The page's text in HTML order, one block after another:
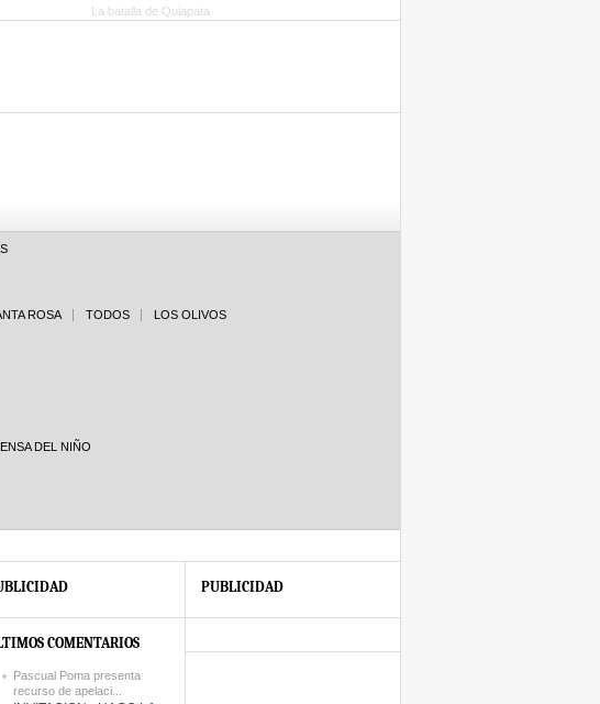
ROSA TODOS LOS OLIVOS
DEL NIÑO
COMENTARIOS
Pascual Poma presenta
recurso de apelaci...
PUBLICIDAD